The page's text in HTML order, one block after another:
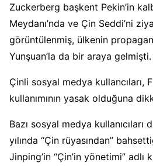
Zuckerberg başkent Pekin’in
Meydanı’nda ve Çin Seddi’ni
görüntülenmiş, ülkenin
Yunşuan’la da bir araya gelmişti.
Çinli sosyal medya kullancıları,
kullanımının yasak olduğuna
Bazı sosyal medya
yılında “Çin rüyasından”
Jinping’in “Çin’in yönetimi” adlı